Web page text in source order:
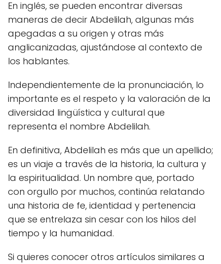
En inglés, se pueden encontrar diversas
maneras de decir Abdelilah, algunas más
apegadas a su origen y otras más
anglicanizadas, ajustándose al contexto de
los hablantes.
Independientemente de la pronunciación, lo
importante es el respeto y la valoración de la
diversidad lingüística y cultural que
representa el nombre Abdelilah.
En definitiva, Abdelilah es más que un apellido;
es un viaje a través de la historia, la cultura y
la espiritualidad. Un nombre que, portado
con orgullo por muchos, continúa relatando
una historia de fe, identidad y pertenencia
que se entrelaza sin cesar con los hilos del
tiempo y la humanidad.
Si quieres conocer otros artículos similares a